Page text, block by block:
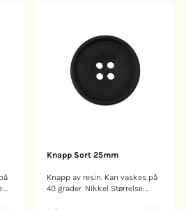
Knapp Sort 25mm
Knapp av resin. Kan vaskes på
40 grader. Nikkel Størrelse: